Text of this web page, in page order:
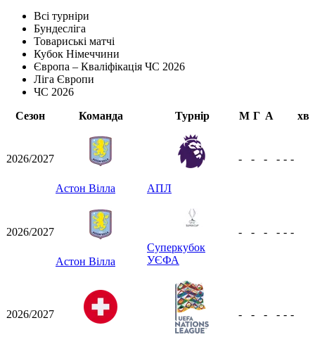
Всі турніри
Бундесліга
Товариські матчі
Кубок Німеччини
Європа – Кваліфікація ЧС 2026
Ліга Європи
ЧС 2026
Сезон
Команда Турнір М Г А хв
2026/2027
Астон Вілла АПЛ
- - - - - -
2026/2027
Астон Вілла
Суперкубок
УЄФА
- - - - - -
2026/2027 - - - - - -